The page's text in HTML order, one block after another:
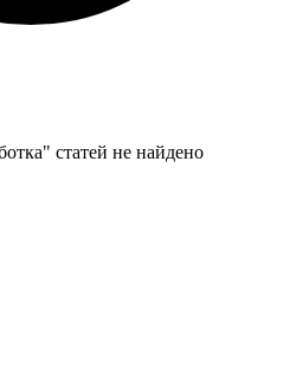
статей не найдено